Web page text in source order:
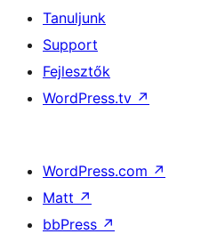
Tanuljunk
Support
Fejlesztők
WordPress.tv ↗
WordPress.com ↗
Matt ↗
bbPress ↗